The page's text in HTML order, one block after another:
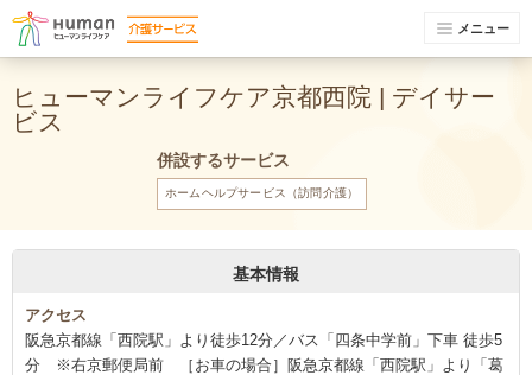
メニュー
ヒューマンライフケア京都西院 | デイサー
ビス
併設するサービス
ホームヘルプサービス（訪問介護）
基本情報
アクセス
阪急京都線「西院駅」より徒歩12分／バス「四条中学前」下車 徒歩5
分 ※右京郵便局前 ［お車の場合］阪急京都線「西院駅」より「葛